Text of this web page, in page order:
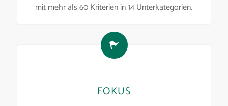
mit mehr als 60 Kriterien in 14 Unterkategorien.
FOKUS